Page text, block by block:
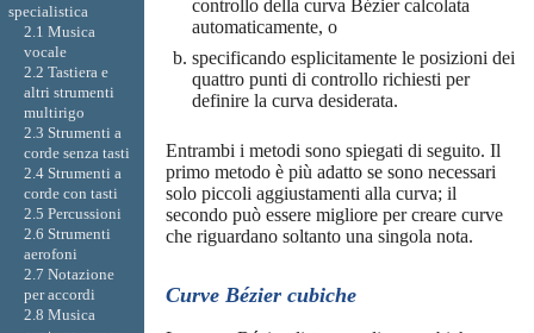
controllo della curva Bézier calcolata
automaticamente, o
specificando esplicitamente le posizioni dei
quattro punti di controllo richiesti per
definire la curva desiderata.
Entrambi i metodi sono spiegati di seguito. Il
primo metodo è più adatto se sono necessari
solo piccoli aggiustamenti alla curva; il
secondo può essere migliore per creare curve
che riguardano soltanto una singola nota.
Curve Bézier cubiche
specialistica
2.1 Musica
vocale
2.2 Tastiera e
altri strumenti
multirigo
2.3 Strumenti a
corde senza tasti
2.4 Strumenti a
corde con tasti
2.5 Percussioni
2.6 Strumenti
aerofoni
2.7 Notazione
per accordi
2.8 Musica